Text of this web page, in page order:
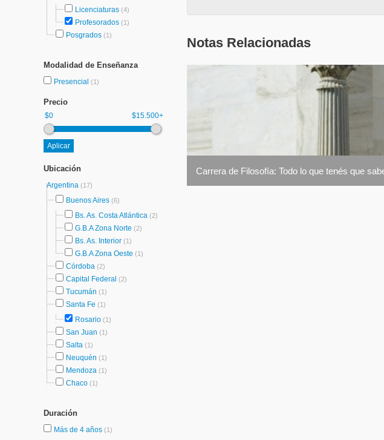
Licenciaturas (4)
Profesorados (1)
Posgrados (1)
Modalidad de Enseñanza
Presencial (1)
Precio
$0 $15.500+
Ubicación
Argentina (17)
Buenos Aires (6)
Bs. As. Costa Atlántica (2)
G.B.A Zona Norte (2)
Bs. As. Interior (1)
G.B.A Zona Oeste (1)
Córdoba (2)
Capital Federal (2)
Tucumán (1)
Santa Fe (1)
Rosario (1)
San Juan (1)
Salta (1)
Neuquén (1)
Mendoza (1)
Chaco (1)
Duración
Más de 4 años (1)
Notas Relacionadas
Carrera de Filosofía: Todo lo que tenés que